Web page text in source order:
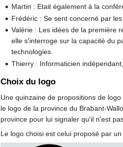
Martin : Etait également à la
Frédéric : Se sent concerné par
Valérie : Les idées de la première
elle s'interroge sur la capacité du
technologies.
Thierry : Informaticien
Choix du logo
Une quinzaine de propositions de
le logo de la province du Brabant-
province pour lui signaler qu'il n'est
Le logo choisi est celui proposé par